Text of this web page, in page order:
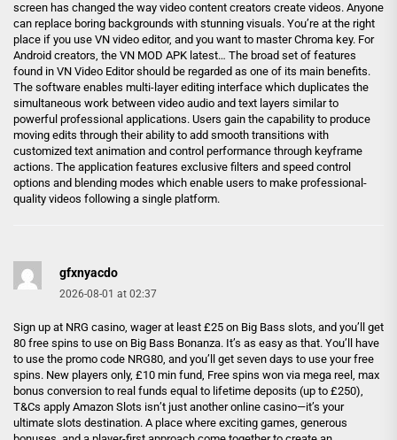
screen has changed the way video content creators create videos. Anyone
can replace boring backgrounds with stunning visuals. You’re at the right
place if you use VN video editor, and you want to master Chroma key. For
Android creators, the VN MOD APK latest… The broad set of features
found in VN Video Editor should be regarded as one of its main benefits.
The software enables multi-layer editing interface which duplicates the
simultaneous work between video audio and text layers similar to
powerful professional applications. Users gain the capability to produce
moving edits through their ability to add smooth transitions with
customized text animation and control performance through keyframe
actions. The application features exclusive filters and speed control
options and blending modes which enable users to make professional-
quality videos following a single platform.
gfxnyacdo
2026-08-01 at 02:37
Sign up at NRG casino, wager at least £25 on Big Bass slots, and you’ll get
80 free spins to use on Big Bass Bonanza. It’s as easy as that. You’ll have
to use the promo code NRG80, and you’ll get seven days to use your free
spins. New players only, £10 min fund, Free spins won via mega reel, max
bonus conversion to real funds equal to lifetime deposits (up to £250),
T&Cs apply Amazon Slots isn’t just another online casino—it’s your
ultimate slots destination. A place where exciting games, generous